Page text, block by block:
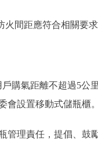
間距應符合相關要
氣距離不超過5公里
會設置移動式儲瓶櫃
理責任，提倡、鼓